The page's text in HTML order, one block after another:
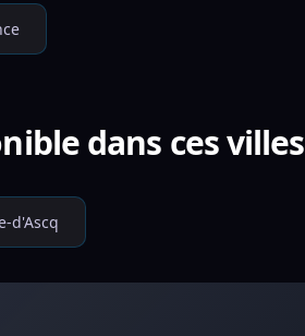
dans ces villes
d'Ascq